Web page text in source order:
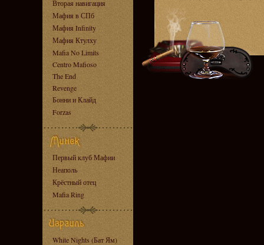
Вторая навигация
Мафия в СПб
Мафия Infinity
Мафия Ктулху
Mafia No Limits
Centro Mafioso
The End
Revenge
Бонни и Клайд
Forzas
Первый клуб Мафии
Неаполь
Крёстный отец
Mafia Ring
White Nights (Бат Ям)